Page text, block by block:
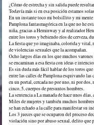
¿Cómo de estrecha y sin salida puede
Todavía más si en esa posición estamos
En un instante toco mi bolsillito y mi mente
Pamplona fantasmagórica en la que no he
niña, gracias a Heminway y al realizador
entre los toros y bebiendo ríos de cerveza,
La fiesta que yo imaginaba, colorida y vital,
de violencias sexuales que la acompañan.
Ocho largos días en los que muchos
se encaminan a esa fiesta con ideas e
Es sin duda más fácil hablar de los toros
entre las calles de Pamplona esquivando las
en un portal, cercada no por uno, ni por
cinco, 5, cuerpos de presuntos hombres.
La sentencia a La manada de hace unos
Miles de mujeres y también muchos
se han echado a la calle para manifestar su
Los 3 jueces que se ocuparon del proceso
violación sino por abuso sexual, delito que